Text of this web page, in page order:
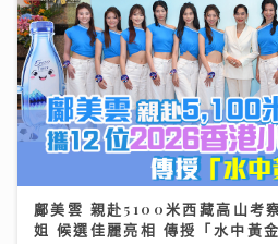
鄺美雲 親赴5100米西藏高山考
姐 候選佳麗亮相 傳授「水中黃